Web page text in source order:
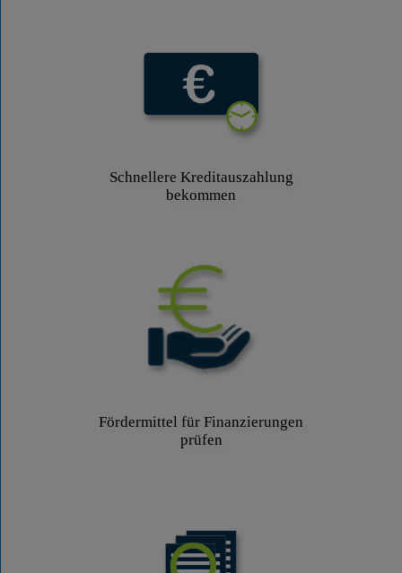
Schnellere Kreditauszahlung
bekommen
Fördermittel für Finanzierungen
prüfen